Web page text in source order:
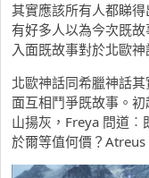
其實應該所有人都睇
有好多人以為今次既
入面既故事對於北歐
北歐神話同希臘神話
面互相鬥爭既故事。
山揚灰，Freya 問道
於爾等值何價？